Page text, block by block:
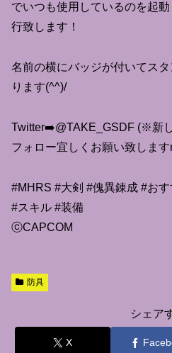
でいつも使用しているのを起
行致します！
名前の横にバッジが付いてス
ります(^^)/
Twitter➡️@TAKE_GSDF (※新
フォロー宜しくお願い致します
#MHRS #大剣 #傀異錬成 #お
#スキル #装備
ⓒCAPCOM
防具
シェア
X